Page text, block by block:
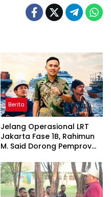
Berita
Jelang Operasional LRT
Jakarta Fase 1B, Rahimun
M. Said Dorong Pemprov
Economic Corridor
Initiative